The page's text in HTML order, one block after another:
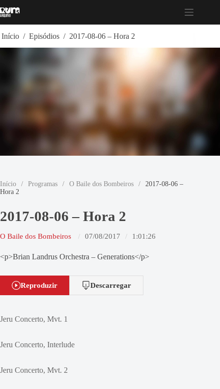
para
Início / Episódios / 2017-08-06 – Hora 2
Início / Programas / O Baile dos Bombeiros /
2017-08-06 –
Hora 2
2017-08-06 – Hora 2
O Baile dos Bombeiros 07/08/2017 1:01:26
<p>Brian Landrus Orchestra – Generations</p>
Reproduzir Descarregar
Jeru Concerto, Mvt. 1
Jeru Concerto, Interlude
Jeru Concerto, Mvt. 2